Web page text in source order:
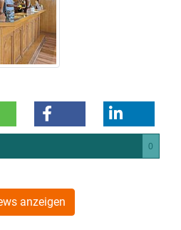
0
anzeigen